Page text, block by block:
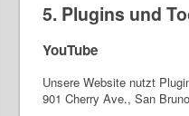
5. Plugins und
YouTube
Unsere Website nutzt
901 Cherry Ave., San